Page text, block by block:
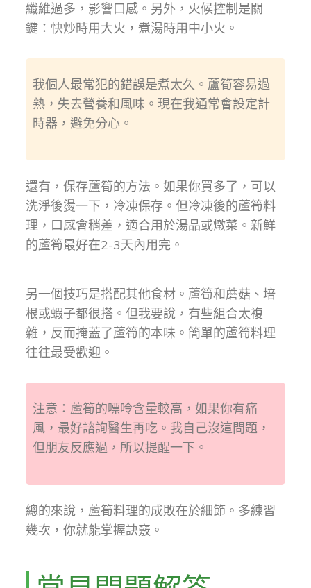
纖維過多，影響口感。另外，火候控制是關
鍵：快炒時用大火，煮湯時用中小火。
我個人最常犯的錯誤是煮太久。蘆筍容易過
熟，失去營養和風味。現在我通常會設定計
時器，避免分心。
還有，保存蘆筍的方法。如果你買多了，可以
洗淨後燙一下，冷凍保存。但冷凍後的蘆筍料
理，口感會稍差，適合用於湯品或燉菜。新鮮
的蘆筍最好在2-3天內用完。
另一個技巧是搭配其他食材。蘆筍和蘑菇、培
根或蝦子都很搭。但我要說，有些組合太複
雜，反而掩蓋了蘆筍的本味。簡單的蘆筍料理
往往最受歡迎。
注意：蘆筍的嘌呤含量較高，如果你有痛
風，最好諮詢醫生再吃。我自己沒這問題，
但朋友反應過，所以提醒一下。
總的來說，蘆筍料理的成敗在於細節。多練習
幾次，你就能掌握訣竅。